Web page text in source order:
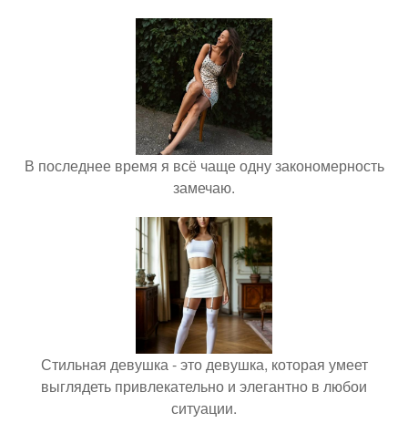
В последнее время я всё чаще одну закономерность
замечаю.
Стильная девушка - это девушка, которая умеет
выглядеть привлекательно и элегантно в любои
ситуации.